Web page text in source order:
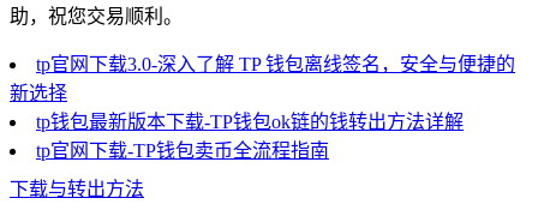
助，祝您交易顺利。
tp官网下载3.0-深入了解 TP 钱包离线签名，安全与便捷的
新选择
tp钱包最新版本下载-TP钱包ok链的钱转出方法详解
tp官网下载-TP钱包卖币全流程指南
下载与转出方法